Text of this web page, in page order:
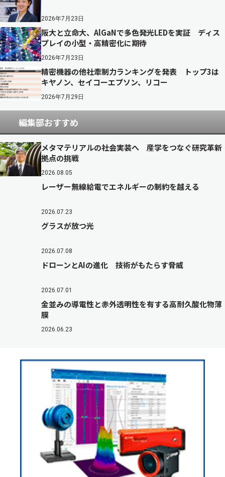
2026年7月23日
阪大と立命大、AlGaNで多色発光LEDを実証 ディス
プレイの小型・高精密化に期待
2026年7月23日
精密機器の他社牽制力ランキングを発表 トップ3は
キヤノン、セイコーエプソン、リコー
2026年7月29日
編集部おすすめ
メタマテリアルの社会実装へ 産学をつなぐ研究革新
拠点の挑戦
2026.08.05
レーザー無線給電でエネルギーの制約を越える
2026.07.23
グラスが放つ光
2026.07.08
ドローンとAIの進化 技術がもたらす脅威
2026.07.01
金並みの導電性と赤外透明性を有する高耐久酸化物薄
膜
2026.06.23